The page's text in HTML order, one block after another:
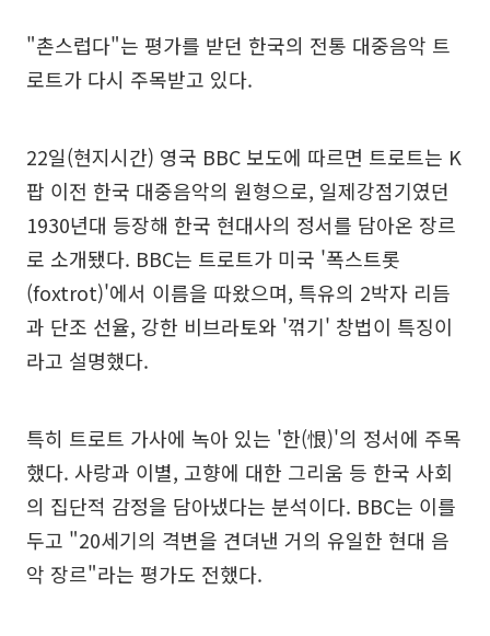
"촌스럽다"는 평가를 받던 한국의 전통 대중음악 트
로트가 다시 주목받고 있다.
22일(현지시간) 영국 BBC 보도에 따르면 트로트는 K
팝 이전 한국 대중음악의 원형으로, 일제강점기였던
1930년대 등장해 한국 현대사의 정서를 담아온 장르
로 소개됐다. BBC는 트로트가 미국 '폭스트롯
(foxtrot)'에서 이름을 따왔으며, 특유의 2박자 리듬
과 단조 선율, 강한 비브라토와 '꺾기' 창법이 특징이
라고 설명했다.
특히 트로트 가사에 녹아 있는 '한(恨)'의 정서에 주목
했다. 사랑과 이별, 고향에 대한 그리움 등 한국 사회
의 집단적 감정을 담아냈다는 분석이다. BBC는 이를
두고 "20세기의 격변을 견뎌낸 거의 유일한 현대 음
악 장르"라는 평가도 전했다.